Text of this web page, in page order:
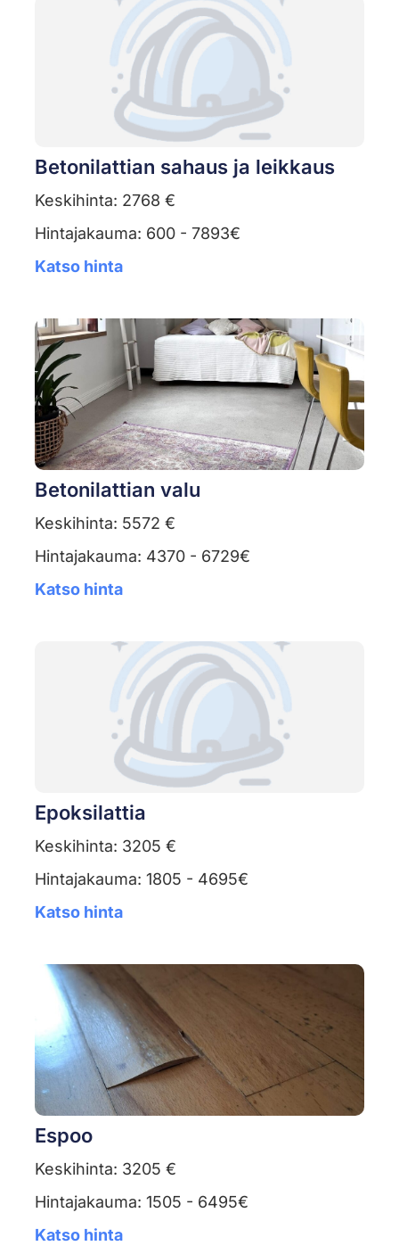
Betonilattian sahaus ja leikkaus
Keskihinta: 2768 €
Hintajakauma: 600 - 7893€
Katso hinta
Betonilattian valu
Keskihinta: 5572 €
Hintajakauma: 4370 - 6729€
Katso hinta
Epoksilattia
Keskihinta: 3205 €
Hintajakauma: 1805 - 4695€
Katso hinta
Espoo
Keskihinta: 3205 €
Hintajakauma: 1505 - 6495€
Katso hinta